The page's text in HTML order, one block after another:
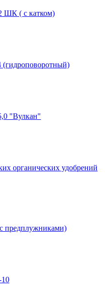
ШК ( с катком)
"Вулкан"
органических удобрений
предплужниками)